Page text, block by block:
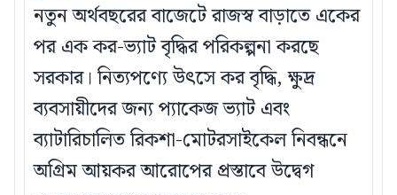
নতুন অর্থবছরের বাজেটে রাজস্ব বাড়াতে একের
পর এক কর-ভ্যাট বৃদ্ধির পরিকল্পনা করছে
সরকার। নিত্যপণ্যে উৎসে কর বৃদ্ধি, ক্ষুদ্র
ব্যবসায়ীদের জন্য প্যাকেজ ভ্যাট এবং
ব্যাটারিচালিত রিকশা-মোটরসাইকেল নিবন্ধনে
অগ্রিম আয়কর আরোপের প্রস্তাবে উদ্বেগ